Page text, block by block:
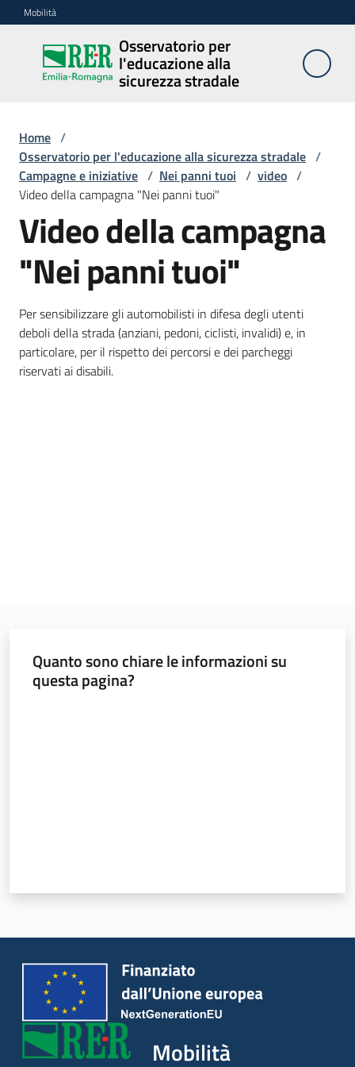
Vai al contenuto
Vai alla navigazione
Vai al footer
Mobilità
Osservatorio per
l'educazione alla
sicurezza stradale
Osservatorio
per
l'educazione
stradale
Cosa
facciamo
Campagne
e
iniziative
Menu selezionato
Argomenti
Home /
Osservatorio per l'educazione alla sicurezza stradale /
Campagne e iniziative / Nei panni tuoi / video /
Video della campagna "Nei panni tuoi"
Video della campagna
"Nei panni tuoi"
Per sensibilizzare gli automobilisti in difesa degli utenti
deboli della strada (anziani, pedoni, ciclisti, invalidi) e, in
particolare, per il rispetto dei percorsi e dei parcheggi
riservati ai disabili.
Quanto sono chiare le informazioni su
questa pagina?
Mobilità